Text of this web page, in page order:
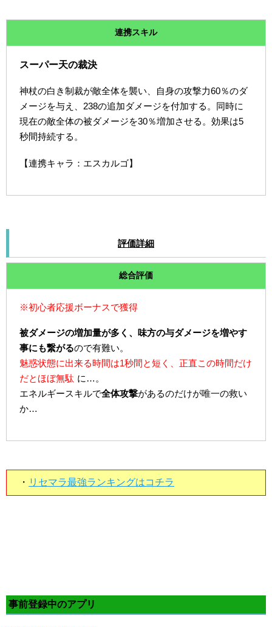
連携スキル
スーパー天の裁決
神杖の白き制裁が敵全体を襲い、自身の攻撃力60％のダ
メージを与え、238の追加ダメージを付加する。同時に
現在の敵全体の被ダメージを30％増加させる。効果は5
秒間持続する。
【連携キャラ：エスカルゴ】
評価詳細
総合評価
※初心者応援ボーナスで獲得
被ダメージの増加量が多く、味方の与ダメージを増やす
事にも繋がるので有難い。
魅惑状態に出来る時間は1秒間と短く、正直この時間だけ
だとほぼ無駄 に…。
エネルギースキルで全体攻撃があるのだけが唯一の救い
か…
・ リセマラ最強ランキングはコチラ
事前登録中のアプリ